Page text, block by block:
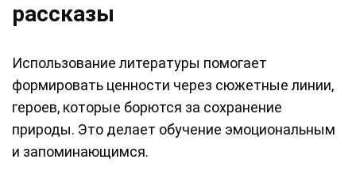
рассказы
Использование литературы помогает
формировать ценности через сюжетные линии,
героев, которые борются за сохранение
природы. Это делает обучение эмоциональным
и запоминающимся.